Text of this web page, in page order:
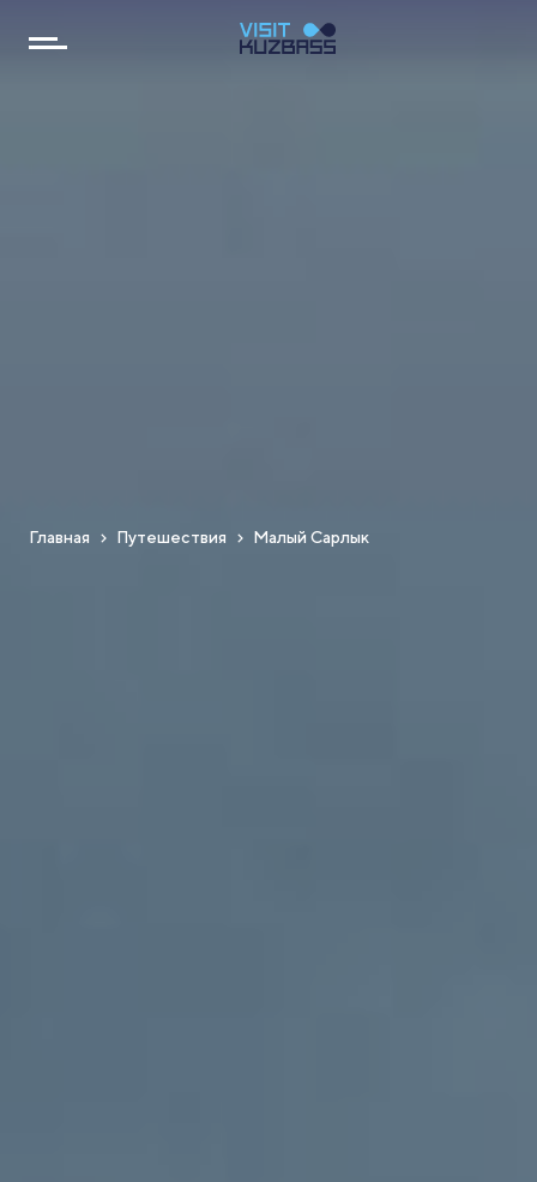
Главная Путешествия Малый Сарлык